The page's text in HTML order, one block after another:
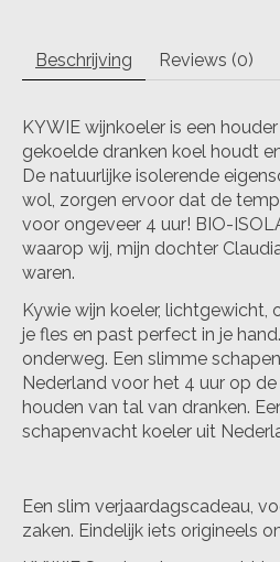
Beschrijving Reviews (0)
KYWIE wijnkoeler is een
gekoelde dranken koel houdt
De natuurlijke isolerende
wol, zorgen ervoor dat de
voor ongeveer 4 uur! BIO-
waarop wij, mijn dochter
waren.
Kywie wijn koeler, lichtgewicht,
je fles en past perfect in je
onderweg. Een slimme
Nederland voor het 4 uur op
houden van tal van dranken.
schapenvacht koeler uit
Een slim verjaardagscadeau,
zaken. Eindelijk iets origineels